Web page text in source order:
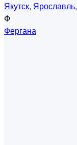
Якутск, Ярославль,
Ф
Фергана